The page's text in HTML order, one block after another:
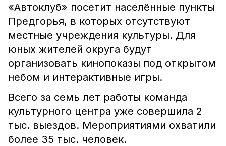
«Автоклуб» посетит населённые пункты
Предгорья, в которых отсутствуют
местные учреждения культуры. Для
юных жителей округа будут
организовать кинопоказы под открытом
небом и интерактивные игры.
Всего за семь лет работы команда
культурного центра уже совершила 2
тыс. выездов. Мероприятиями охватили
более 35 тыс. человек.